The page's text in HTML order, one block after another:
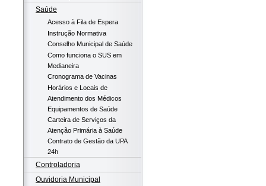
Saúde
Acesso à Fila de Espera
Instrução Normativa
Conselho Municipal de Saúde
Como funciona o SUS em
Medianeira
Cronograma de Vacinas
Horários e Locais de
Atendimento dos Médicos
Equipamentos de Saúde
Carteira de Serviços da
Atenção Primária à Saúde
Contrato de Gestão da UPA
24h
Controladoria
Ouvidoria Municipal